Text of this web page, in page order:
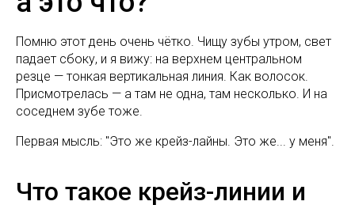
Помню этот день очень чётко. Чищу зубы утром, свет
падает сбоку, и я вижу: на верхнем центральном
резце — тонкая вертикальная линия. Как волосок.
Присмотрелась — а там не одна, там несколько. И на
соседнем зубе тоже.
Первая мысль: "Это же крейз-лайны. Это же... у меня".
Что такое крейз-линии и